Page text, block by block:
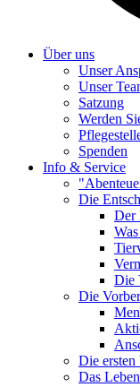
Über uns
Unser
Unser
Satzung
Werden
Spenden
Info & Service
Die
Der
Die
Die
Die ersten
Das